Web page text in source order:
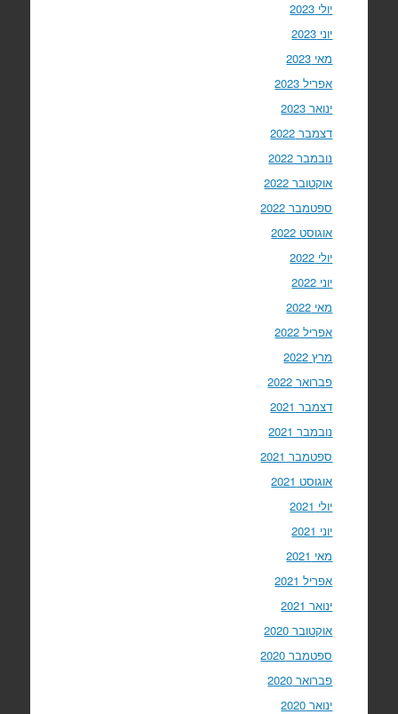
יולי 2023
יוני 2023
מאי 2023
אפריל 2023
ינואר 2023
דצמבר 2022
נובמבר 2022
אוקטובר 2022
ספטמבר 2022
אוגוסט 2022
יולי 2022
יוני 2022
מאי 2022
אפריל 2022
מרץ 2022
פברואר 2022
דצמבר 2021
נובמבר 2021
ספטמבר 2021
אוגוסט 2021
יולי 2021
יוני 2021
מאי 2021
אפריל 2021
ינואר 2021
אוקטובר 2020
ספטמבר 2020
פברואר 2020
ינואר 2020